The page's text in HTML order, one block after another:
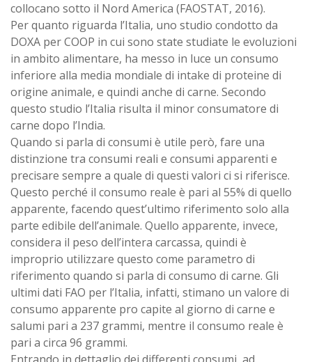
collocano sotto il Nord America (FAOSTAT, 2016).
Per quanto riguarda l’Italia, uno studio condotto da
DOXA per COOP in cui sono state studiate le evoluzioni
in ambito alimentare, ha messo in luce un consumo
inferiore alla media mondiale di intake di proteine di
origine animale, e quindi anche di carne. Secondo
questo studio l’Italia risulta il minor consumatore di
carne dopo l’India.
Quando si parla di consumi è utile però, fare una
distinzione tra consumi reali e consumi apparenti e
precisare sempre a quale di questi valori ci si riferisce.
Questo perché il consumo reale è pari al 55% di quello
apparente, facendo quest’ultimo riferimento solo alla
parte edibile dell’animale. Quello apparente, invece,
considera il peso dell’intera carcassa, quindi è
improprio utilizzare questo come parametro di
riferimento quando si parla di consumo di carne. Gli
ultimi dati FAO per l’Italia, infatti, stimano un valore di
consumo apparente pro capite al giorno di carne e
salumi pari a 237 grammi, mentre il consumo reale è
pari a circa 96 grammi.